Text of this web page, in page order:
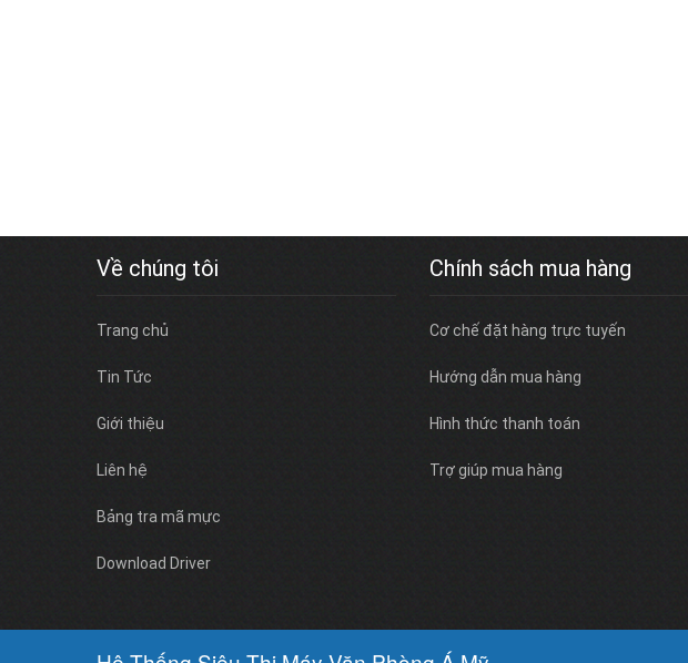
Về chúng tôi
Trang chủ
Tin Tức
Giới thiệu
Liên hệ
Bảng tra mã mực
Download Driver
Chính sách mua hàng
Cơ chế đặt hàng trực tuyến
Hướng dẫn mua hàng
Hình thức thanh toán
Trợ giúp mua hàng